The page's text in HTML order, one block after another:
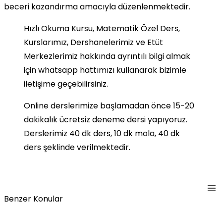
beceri kazandırma amacıyla düzenlenmektedir.
Hızlı Okuma Kursu, Matematik Özel Ders,
Kurslarımız, Dershanelerimiz ve Etüt
Merkezlerimiz hakkında ayrıntılı bilgi almak
için whatsapp hattımızı kullanarak bizimle
iletişime geçebilirsiniz.
Online derslerimize başlamadan önce 15-20
dakikalık ücretsiz deneme dersi yapıyoruz.
Derslerimiz 40 dk ders, 10 dk mola, 40 dk
ders şeklinde verilmektedir.
Benzer Konular